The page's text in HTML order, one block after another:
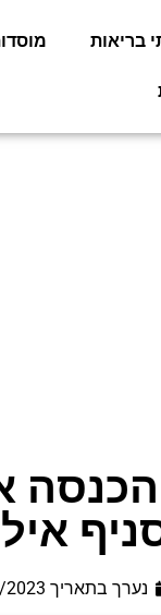
בריאות
הכנסה
נערך בתאריך